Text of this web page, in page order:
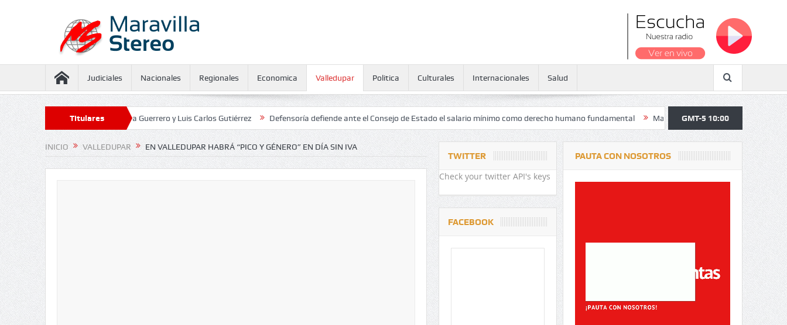
Judiciales Nacionales Regionales Economica Valledupar Politica Culturales Internacionales Salud
Titulares
contra Juliana Guerrero y Luis Carlos Gutiérrez Defensoría defiende ante el Consejo de Estado el salario mínimo como derecho humano fundamental Maratón atendió a más de 38.000 jóvenes y
GMT-5 10:00
INICIO VALLEDUPAR EN VALLEDUPAR HABRÁ “PICO Y GÉNERO” EN DÍA SIN IVA
TWITTER
Check your twitter API's keys
FACEBOOK
PAUTA CON NOSOTROS